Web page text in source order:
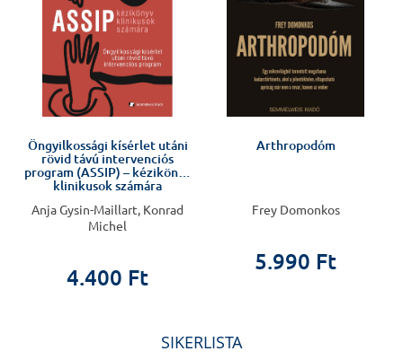
Öngyilkossági kísérlet utáni
rövid távú intervenciós
program (ASSIP) – kézikönyv
klinikusok számára
Anja Gysin-Maillart, Konrad
Michel
4.400 Ft
Arthropodóm
Frey Domonkos
5.990 Ft
SIKERLISTA